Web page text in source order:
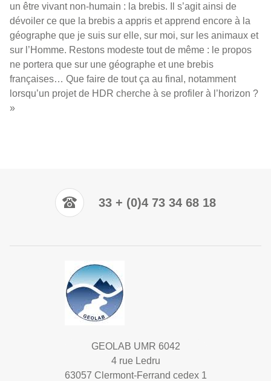
un être vivant non-humain : la brebis. Il s’agit ainsi de
dévoiler ce que la brebis a appris et apprend encore à la
géographe que je suis sur elle, sur moi, sur les animaux et
sur l’Homme. Restons modeste tout de même : le propos
ne portera que sur une géographe et une brebis
françaises… Que faire de tout ça au final, notamment
lorsqu’un projet de HDR cherche à se profiler à l’horizon ?
»
33 + (0)4 73 34 68 18
GEOLAB UMR 6042
4 rue Ledru
63057 Clermont-Ferrand cedex 1